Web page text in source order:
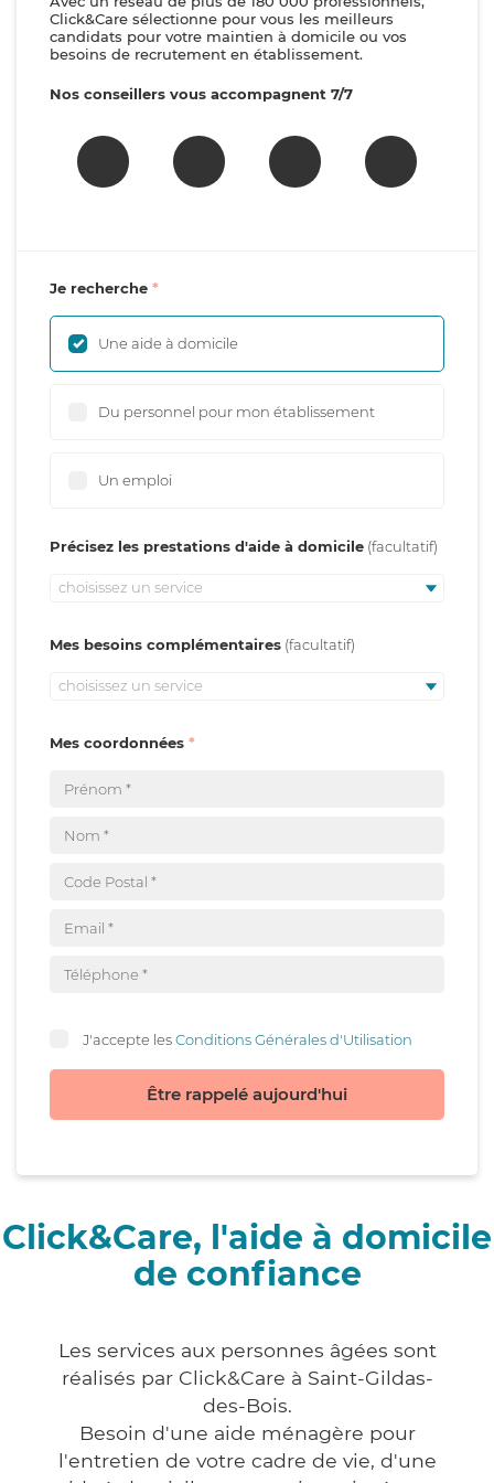
Click&Care sélectionne pour vous les meilleurs
candidats pour votre maintien à domicile ou vos
besoins de recrutement en établissement.
Nos conseillers vous accompagnent 7/7
Je recherche
Une aide à domicile
Du personnel pour mon établissement
Un emploi
Précisez les prestations d'aide à domicile
choisissez un service
Mes besoins complémentaires
choisissez un service
Mes coordonnées
J'accepte lesConditions Générales d'Utilisation
Être rappelé aujourd'hui
Click&Care, l'aide à domicile
de confiance
Les services aux personnes âgées sont
réalisés par Click&Care à Saint-Gildas-
des-Bois.
Besoin d'une aide ménagère pour
l'entretien de votre cadre de vie, d'une